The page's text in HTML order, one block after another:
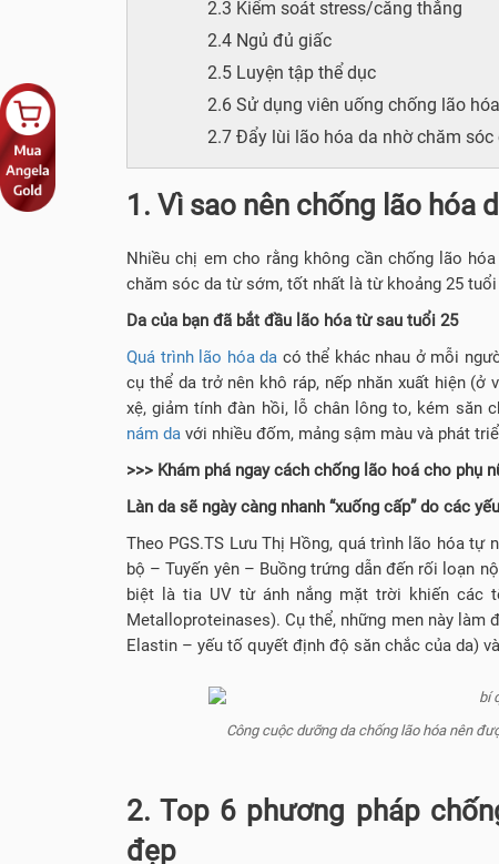
2.3 Kiểm soát stress/căng thẳng
2.4 Ngủ đủ giấc
2.5 Luyện tập thể dục
2.6 Sử dụng viên uống chống lão
2.7 Đẩy lùi lão hóa da nhờ chăm sóc
1. Vì sao nên chống lão hóa
Nhiều chị em cho rằng không cần chống lão
chăm sóc da từ sớm, tốt nhất là từ khoảng 25
Da của bạn đã bắt đầu lão hóa từ sau tuổi 25
Quá trình lão hóa da có thể khác nhau ở mỗi
cụ thể da trở nên khô ráp, nếp nhăn xuất hiện (ở
xệ, giảm tính đàn hồi, lỗ chân lông to, kém săn
nám da với nhiều đốm, mảng sậm màu và phát
>>> Khám phá ngay cách chống lão hoá cho phụ
Làn da sẽ ngày càng nhanh “xuống cấp” do các
Theo PGS.TS Lưu Thị Hồng, quá trình lão hóa tự
bộ – Tuyến yên – Buồng trứng dẫn đến rối loạn
biệt là tia UV từ ánh nắng mặt trời khiến các
Metalloproteinases). Cụ thể, những men này
Elastin – yếu tố quyết định độ săn chắc của da)
Công cuộc dưỡng da chống lão hóa nên
2. Top 6 phương pháp
đẹp